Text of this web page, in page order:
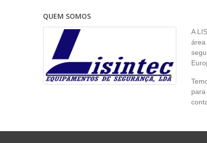
QUEM SOMOS
A
área